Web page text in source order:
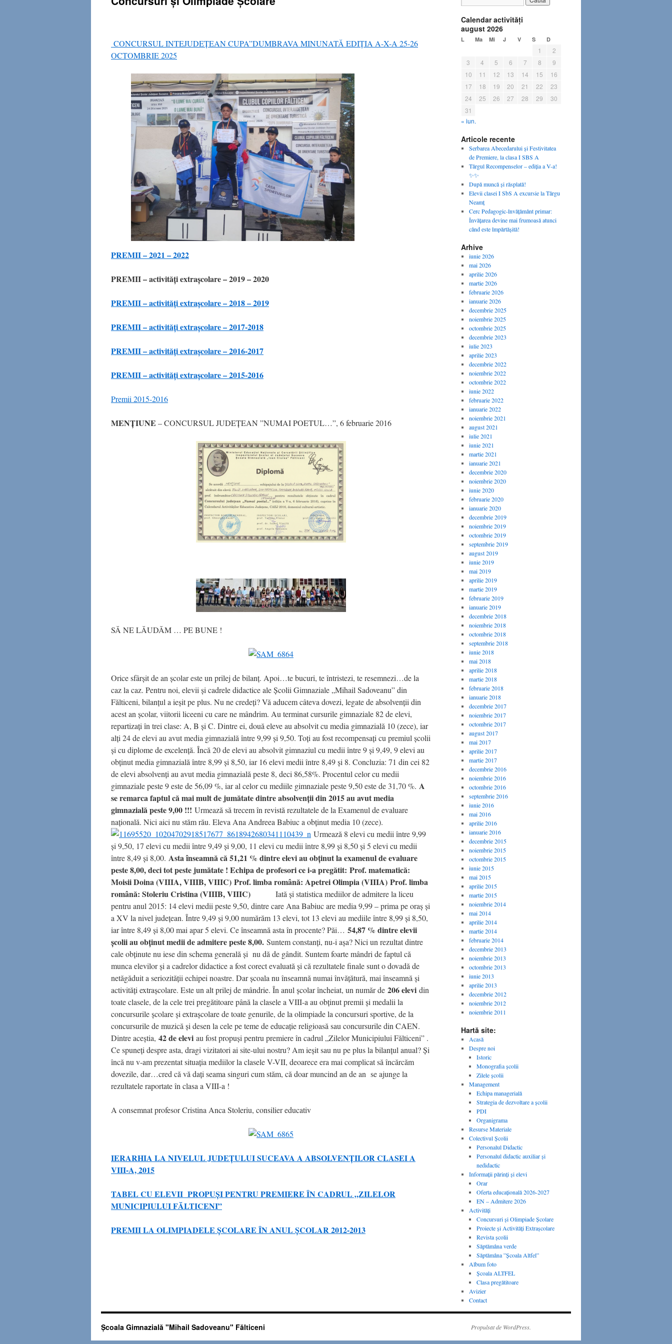
CONCURSUL INTEJUDEȚEAN CUPA”DUMBRAVA MINUNATĂ EDIȚIA A-X-A 25-26
OCTOMBRIE 2025
PREMII – 2021 – 2022
PREMII – activități extrașcolare – 2019 – 2020
PREMII – activități extrașcolare – 2018 – 2019
PREMII – activități extrașcolare – 2017-2018
PREMII – activități extrașcolare – 2016-2017
PREMII – activități extrașcolare – 2015-2016
Premii 2015-2016
MENȚIUNE – CONCURSUL JUDEȚEAN ”NUMAI POETUL…”, 6 februarie 2016
SĂ NE LĂUDĂM … PE BUNE !
Orice sfârşit de an şcolar este un prilej de bilanţ. Apoi…te bucuri, te întristezi, te resemnezi…de la
caz la caz. Pentru noi, elevii şi cadrele didactice ale Şcolii Gimnaziale „Mihail Sadoveanu” din
Fălticeni, bilanţul a ieşit pe plus. Nu ne credeţi? Vă aducem câteva dovezi, legate de absolvenţii din
acest an şcolar, viitorii liceeni cu care ne mândrim. Au terminat cursurile gimnaziale 82 de elevi,
repartizaţi în trei clase: A, B şi C. Dintre ei, două eleve au absolvit cu media gimnazială 10 (zece), iar
alţi 24 de elevi au avut media gimnazială între 9,99 şi 9,50. Toţi au fost recompensaţi cu premiul şcolii
şi cu diplome de excelenţă. Încă 20 de elevi au absolvit gimnaziul cu medii între 9 şi 9,49, 9 elevi au
obţinut media gimnazială între 8,99 şi 8,50, iar 16 elevi medii între 8,49 şi 8. Concluzia: 71 din cei 82
de elevi absolvenţi au avut media gimnazială peste 8, deci 86,58%. Procentul celor cu medii
gimnaziale peste 9 este de 56,09 %, iar al celor cu mediile gimnaziale peste 9,50 este de 31,70 %. A
se remarca faptul că mai mult de jumătate dintre absolvenţii din 2015 au avut media
gimnazială peste 9,00 !!! Urmează să trecem în revistă rezultatele de la Examenul de evaluare
naţională. Nici aici nu stăm rău. Eleva Ana Andreea Babiuc a obţinut media 10 (zece).
Urmează 8 elevi cu medii între 9,99
şi 9,50, 17 elevi cu medii între 9,49 şi 9,00, 11 elevi cu medii între 8,99 şi 8,50 şi 5 elevi cu medii
între 8,49 şi 8,00. Asta înseamnă că 51,21 % dintre elevi au obţinut la examenul de evaluare
peste 8,00, deci tot peste jumătate ! Echipa de profesori ce i-a pregătit: Prof. matematică:
Moisii Doina (VIIIA, VIIIB, VIIIC) Prof. limba română: Apetrei Olimpia (VIIIA) Prof. limba
română: Stoleriu Cristina (VIIIB, VIIIC)
Iată şi statistica mediilor de admitere la liceu
pentru anul 2015: 14 elevi medii peste 9,50, dintre care Ana Babiuc are media 9,99 – prima pe oraş şi
a XV la nivel judeţean. Între 9,49 şi 9,00 numărăm 13 elevi, tot 13 elevi au mediile între 8,99 şi 8,50,
iar între 8,49 şi 8,00 mai apar 5 elevi. Ce înseamnă asta în procente? Păi… 54,87 % dintre elevii
şcolii au obţinut medii de admitere peste 8,00. Suntem constanţi, nu-i aşa? Nici un rezultat dintre
cale obţinute nu iese din schema generală şi nu dă de gândit. Suntem foarte mândri de faptul că
munca elevilor şi a cadrelor didactice a fost corect evaluată şi că rezultatele finale sunt o dovadă de
netăgăduit a seriozităţii echipei noastre. Dar şcoala nu înseamnă numai învăţătură, mai înseamnă şi
activităţi extraşcolare. Este un alt prilej de mândrie. În anul şcolar încheiat, un număr de 206 elevi din
toate clasele, de la cele trei pregătitoare până la clasele a VIII-a au obţinut premii şi medalii la
concursurile şcolare şi extraşcolare de toate genurile, de la olimpiade la concursuri sportive, de la
concursurile de muzică şi desen la cele pe teme de educaţie religioasă sau concursurile din CAEN.
Dintre aceştia, 42 de elevi au fost propuşi pentru premiere în cadrul „Zilelor Municipiului Fălticeni” .
Ce spuneţi despre asta, dragi vizitatori ai site-ului nostru? Am ieşit sau nu pe plus la bilanţul anual? Şi
încă nu v-am prezentat situaţia mediilor la clasele V-VII, deoarece era mai complicat să încărcăm
dovezile, dar…cred că vă daţi seama singuri cum stăm, că doar muncind an de an se ajunge la
rezultatele raportate în clasa a VIII-a !
A consemnat profesor Cristina Anca Stoleriu, consilier educativ
IERARHIA LA NIVELUL JUDEŢULUI SUCEAVA A ABSOLVENŢILOR CLASEI A
VIII-A, 2015
TABEL CU ELEVII PROPUŞI PENTRU PREMIERE ÎN CADRUL „ZILELOR
MUNICIPIULUI FĂLTICENI”
PREMII LA OLIMPIADELE ȘCOLARE ÎN ANUL ȘCOLAR 2012-2013
Calendar activităţi
august 2026
L Ma Mi J V S D
1
2
3
4 5 6 7 8
9
10
11 12 13 14 15
16
17
18 19 20 21 22
23
24
25 26 27 28 29
30
31
« iun.
Articole recente
Serbarea Abecedarului și Festivitatea
de Premiere, la clasa I SBS A
Târgul Recompenselor – ediția a V-a!
✨✨
După muncă și răsplată!
Elevii clasei I SbS A excursie la Târgu
Neamț
Cerc Pedagogic-învățământ primar:
Învățarea devine mai frumoasă atunci
când este împărtășită!
Arhive
iunie 2026
mai 2026
aprilie 2026
martie 2026
februarie 2026
ianuarie 2026
decembrie 2025
noiembrie 2025
octombrie 2025
decembrie 2023
iulie 2023
aprilie 2023
decembrie 2022
noiembrie 2022
octombrie 2022
iunie 2022
februarie 2022
ianuarie 2022
noiembrie 2021
august 2021
iulie 2021
iunie 2021
martie 2021
ianuarie 2021
decembrie 2020
noiembrie 2020
iunie 2020
februarie 2020
ianuarie 2020
decembrie 2019
noiembrie 2019
octombrie 2019
septembrie 2019
august 2019
iunie 2019
mai 2019
aprilie 2019
martie 2019
februarie 2019
ianuarie 2019
decembrie 2018
noiembrie 2018
octombrie 2018
septembrie 2018
iunie 2018
mai 2018
aprilie 2018
martie 2018
februarie 2018
ianuarie 2018
decembrie 2017
noiembrie 2017
octombrie 2017
august 2017
mai 2017
aprilie 2017
martie 2017
decembrie 2016
noiembrie 2016
octombrie 2016
septembrie 2016
iunie 2016
mai 2016
aprilie 2016
ianuarie 2016
decembrie 2015
noiembrie 2015
octombrie 2015
iunie 2015
mai 2015
aprilie 2015
martie 2015
noiembrie 2014
mai 2014
aprilie 2014
martie 2014
februarie 2014
decembrie 2013
noiembrie 2013
octombrie 2013
iunie 2013
aprilie 2013
decembrie 2012
noiembrie 2012
noiembrie 2011
Hartă site:
Acasă
Despre noi
Istoric
Monografia școlii
Zilele școlii
Management
Echipa managerială
Strategia de dezvoltare a școlii
PDI
Organigrama
Resurse Materiale
Colectivul Școlii
Personalul Didactic
Personalul didactic auxiliar și
nedidactic
Informații părinți și elevi
Orar
Oferta educațională 2026-2027
EN – Admitere 2026
Activităţi
Concursuri și Olimpiade Școlare
Proiecte și Activități Extrașcolare
Revista şcolii
Săptămâna verde
Săptămâna ”Școala Altfel”
Album foto
Școala ALTFEL
Clasa pregătitoare
Avizier
Contact
Şcoala Gimnazială "Mihail Sadoveanu" Fălticeni Propulsat de WordPress.